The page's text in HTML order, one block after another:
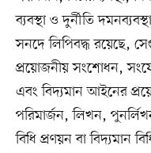
ব্যবস্থা ও দুর্নীতি
সনদে লিপিবদ্ধ রয়েছে,
প্রয়োজনীয় সংশোধন,
এবং বিদ্যমান আইনের
পরিমার্জন, লিখন,
বিধি প্রণয়ন বা বিদ্যমান